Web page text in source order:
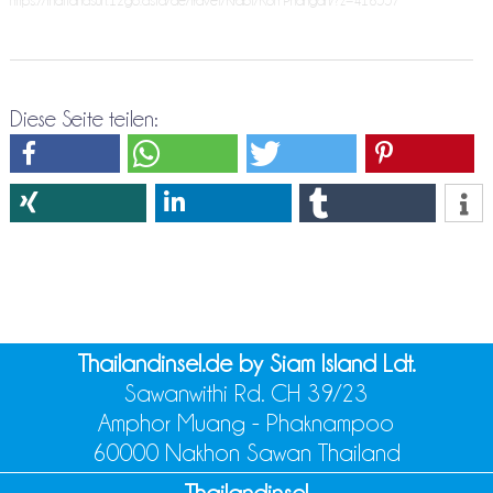
Diese Seite teilen:
Thailandinsel.de by Siam Island Ldt.
Sawanwithi Rd. CH 39/23
Amphor Muang - Phaknampoo
60000 Nakhon Sawan Thailand